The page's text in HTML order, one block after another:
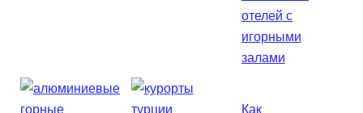
отелей с
игорными
залами
Как